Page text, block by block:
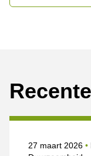
Gepubliceerd op
27 maart 2026